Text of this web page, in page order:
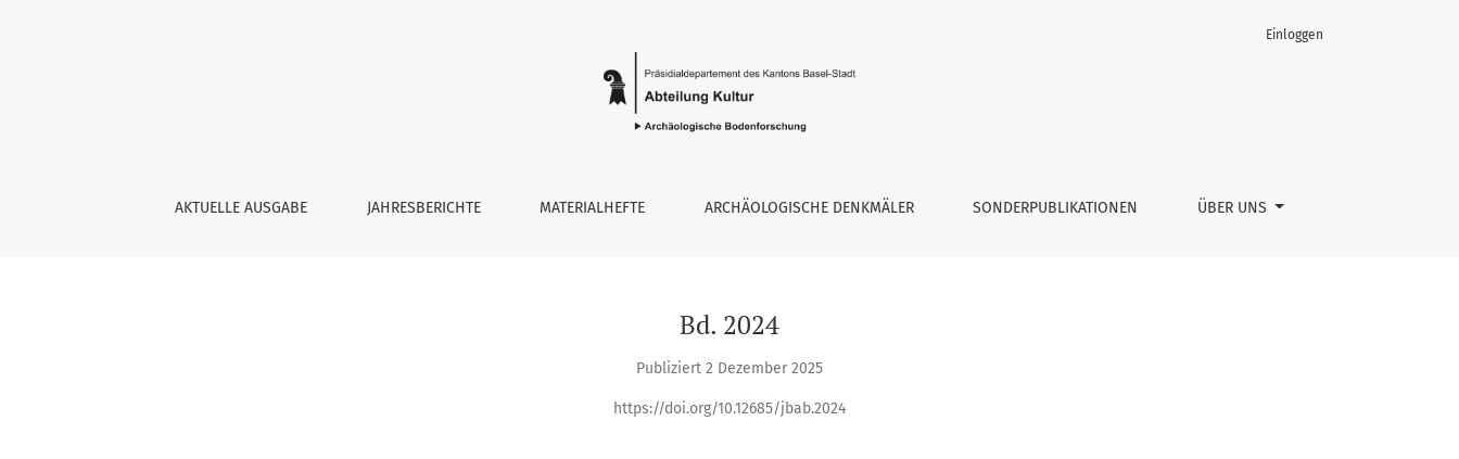
AKTUELLE AUSGABE JAHRESBERICHTE MATERIALHEFTE ARCHÄOLOGISCHE DENKMÄLER SONDERPUBLIKATIONEN ÜBER UNS
Einloggen
Bd. 2024
Publiziert 2 Dezember 2025
https://doi.org/10.12685/jbab.2024